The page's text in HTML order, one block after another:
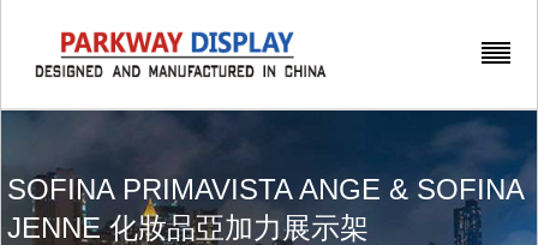
SOFINA PRIMAVISTA ANGE & SOFINA
JENNE 化妝品亞加力展示架